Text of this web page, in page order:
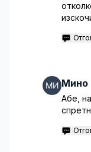
Мино
Абе,